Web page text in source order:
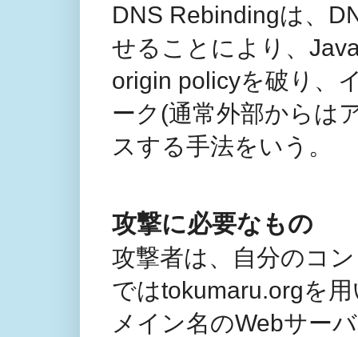
DNS Rebindingは、
せることにより、
origin policyを破り、
ーク(通常外部からは
スする手法をいう。
攻撃に必要なもの
攻撃者は、自分のコ
ではtokumaru.orgを
メイン名のWebサー